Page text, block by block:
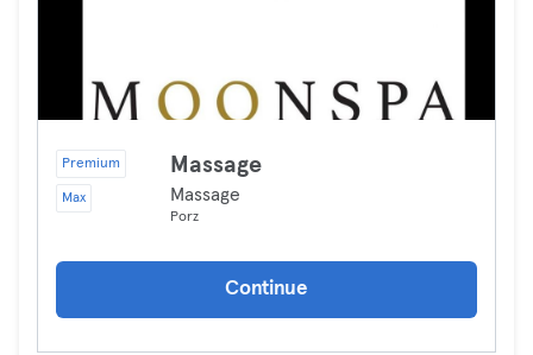
Premium
Max
Massage
Massage
Porz
Continue